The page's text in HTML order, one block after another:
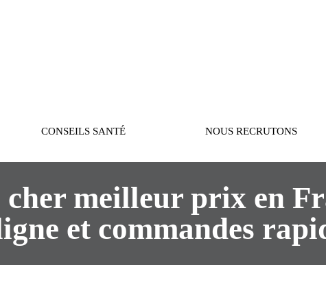
CONSEILS SANTÉ NOUS RECRUTONS
cher meilleur prix en
et commandes